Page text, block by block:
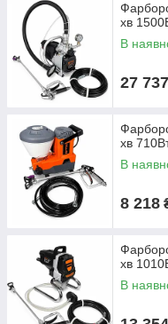
хв
В
27 737
хв
В
8 218
хв
В